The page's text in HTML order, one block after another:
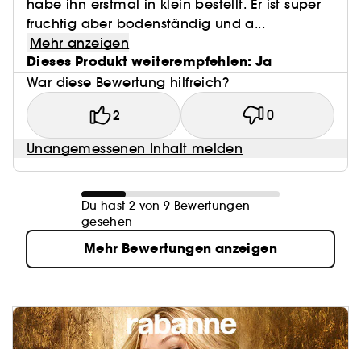
habe ihn erstmal in klein bestellt. Er ist super
fruchtig aber bodenständig und a...
Mehr anzeigen
Dieses Produkt weiterempfehlen: Ja
War diese Bewertung hilfreich?
2 0
Unangemessenen Inhalt melden
Du hast 2 von 9 Bewertungen
gesehen
Mehr Bewertungen anzeigen